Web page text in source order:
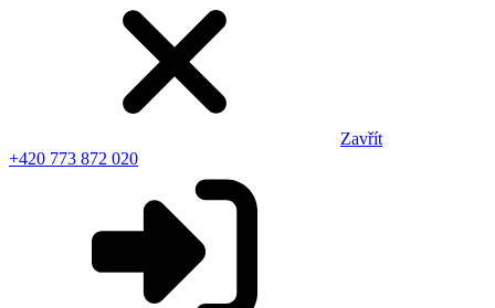
Zavřít
+420 773 872 020